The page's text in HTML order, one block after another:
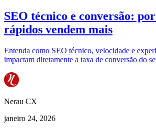
SEO técnico e conversão:
rápidos vendem mais
Entenda como SEO técnico, velocidade e
impactam diretamente a taxa de conversão do
Nerau CX
janeiro 24, 2026